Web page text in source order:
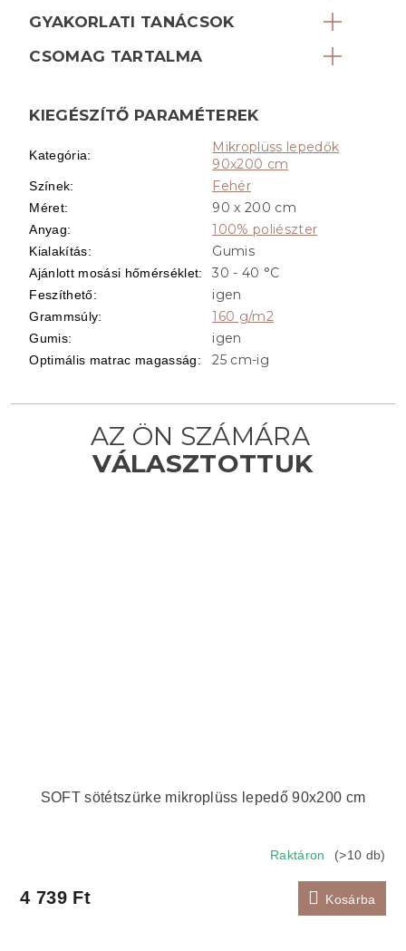
SOFT sötétszürke mikroplüss lepedő 90x200 cm
Raktáron (>10 db)
4 739 Ft Kosárba
GYAKORLATI TANÁCSOK
CSOMAG TARTALMA
KIEGÉSZÍTŐ PARAMÉTEREK
Kategória:
Mikroplüss lepedők
90x200 cm
Színek: Fehér
Méret: 90 x 200 cm
Anyag: 100% poliészter
Kialakítás: Gumis
Ajánlott mosási hőmérséklet: 30 - 40 °C
Feszíthető: igen
Grammsúly: 160 g/m2
Gumis: igen
Optimális matrac magasság: 25 cm-ig